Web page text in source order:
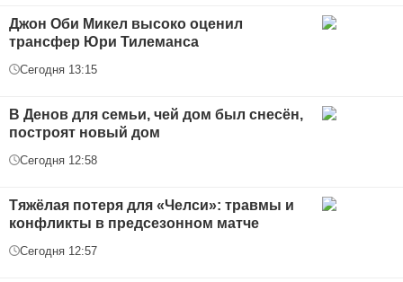
Джон Оби Микел высоко оценил
трансфер Юри Тилеманса
Сегодня 13:15
В Денов для семьи, чей дом был снесён,
построят новый дом
Сегодня 12:58
Тяжёлая потеря для «Челси»: травмы и
конфликты в предсезонном матче
Сегодня 12:57